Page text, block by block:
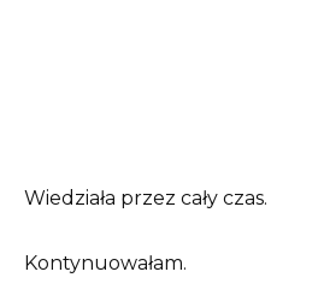
Wiedziała przez cały czas.
Kontynuowałam.